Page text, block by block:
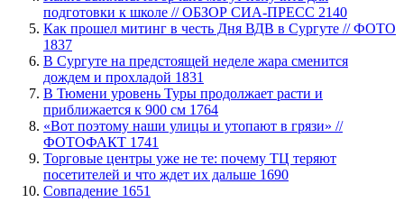
подготовки к школе // ОБЗОР СИА-ПРЕСС 2140
Как прошел митинг в честь Дня ВДВ в Сургуте // ФОТО
1837
В Сургуте на предстоящей неделе жара сменится
дождем и прохладой 1831
В Тюмени уровень Туры продолжает расти и
приближается к 900 см 1764
«Вот поэтому наши улицы и утопают в грязи» //
ФОТОФАКТ 1741
Торговые центры уже не те: почему ТЦ теряют
посетителей и что ждет их дальше 1690
​Совпадение 1651